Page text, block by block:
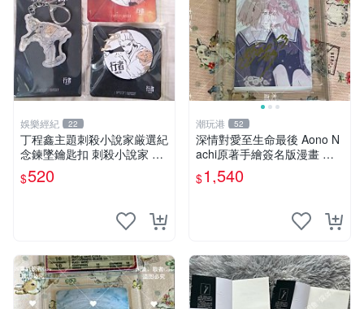
娛樂經紀 22
丁程鑫主題刺殺小說家厳選紀
念鍊墜鑰匙扣 刺殺小說家 丁
程鑫 鍊墜
$520
潮玩港 52
深情對愛至生命最後 Aono N
achi原著手繪簽名版漫畫 親
筆簽名限定收藏 命終不渝之
戀情 漫畫珍藏品
$1,540